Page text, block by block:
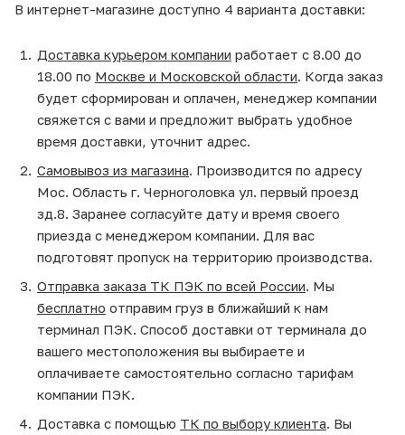
В интернет-магазине доступно 4 варианта доставки:
Доставка курьером компании работает с 8.00 до
18.00 по Москве и Московской области. Когда заказ
будет сформирован и оплачен, менеджер компании
свяжется с вами и предложит выбрать удобное
время доставки, уточнит адрес.
Самовывоз из магазина. Производится по адресу
Мос. Область г. Черноголовка ул. первый проезд
зд.8. Заранее согласуйте дату и время своего
приезда с менеджером компании. Для вас
подготовят пропуск на территорию производства.
Отправка заказа ТК ПЭК по всей России. Мы
бесплатно отправим груз в ближайший к нам
терминал ПЭК. Способ доставки от терминала до
вашего местоположения вы выбираете и
оплачиваете самостоятельно согласно тарифам
компании ПЭК.
Доставка с помощью ТК по выбору клиента. Вы